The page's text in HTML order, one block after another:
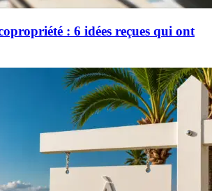
: 6 idées reçues qui ont